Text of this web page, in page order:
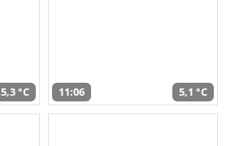
5,3 °C 11:06 5,1 °C